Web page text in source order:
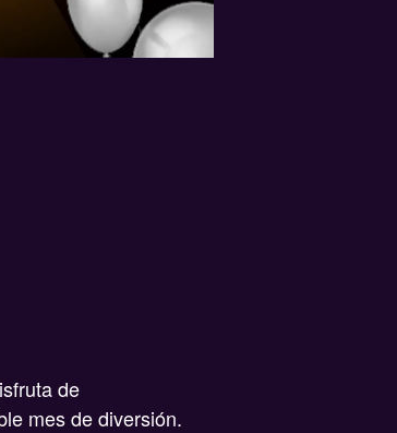
de
mes de diversión.